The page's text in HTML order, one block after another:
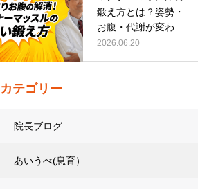
鍛え方とは？姿勢・
お腹・代謝が変わる
トレーニング…
2026.06.20
カテゴリー
院長ブログ
あいうべ(息育）